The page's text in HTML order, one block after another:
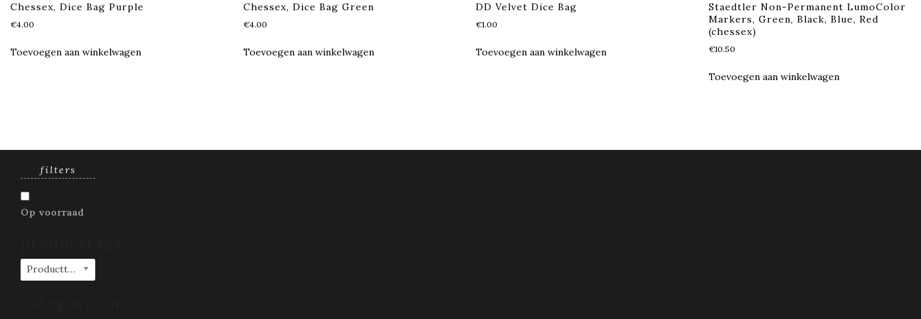
Chessex, Dice Bag Purple
€4.00
Toevoegen aan winkelwagen
Chessex, Dice Bag Green
€4.00
Toevoegen aan winkelwagen
DD Velvet Dice Bag
€1.00
Toevoegen aan winkelwagen
Staedtler Non-Permanent LumoColor
Markers, Green, Black, Blue, Red
(chessex)
€10.50
Toevoegen aan winkelwagen
filters
Op voorraad
Producttags